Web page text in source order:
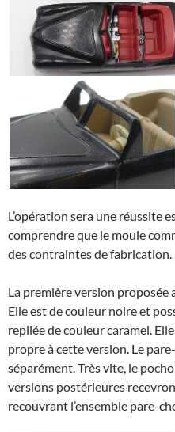
L’opération sera une réussite
comprendre que le moule
des contraintes de fabrication.
La première version
Elle est de couleur noire et
repliée de couleur caramel.
propre à cette version. Le
séparément. Très vite, le
versions postérieures
recouvrant l’ensemble pare-